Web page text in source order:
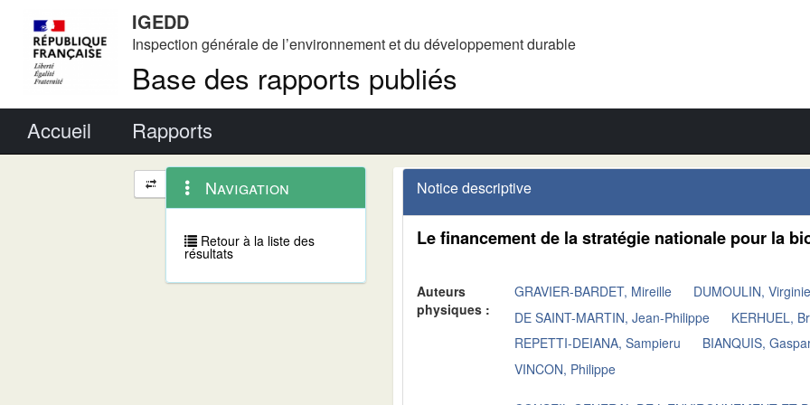
IGEDD
Inspection générale de l’environnement et du développement durable
Base des rapports publiés
Accueil Rapports
Navigation
et
outils
annexes
contextuel
Navigation
Retour à la liste des
résultats
Notice descriptive
Le financement de la stratégie nationale pour la
Auteurs
physiques :
GRAVIER-BARDET, Mireille
DUMOULIN, Virginie
DE SAINT-MARTIN, Jean-Philippe
KERHUEL,
REPETTI-DEIANA, Sampieru
BIANQUIS,
VINCON, Philippe